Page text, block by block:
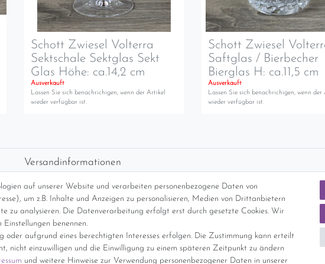
Schott Zwiesel Volterra
Sektschale Sektglas Sekt
Glas Höhe: ca.14,2 cm
Ausverkauft
Lassen Sie sich benachrichigen, wenn der Artikel
wieder verfügbar ist.
Schott Zwiesel
Saftglas / Bierbecher
Bierglas H: ca.11,5 cm
Ausverkauft
Lassen Sie sich benachrichigen, wenn der
wieder verfügbar ist.
auf unserer Website und verarbeiten personenbezogene Daten von
um z.B. Inhalte und Anzeigen zu personalisieren, Medien von Drittanbietern
zu analysieren. Die Datenverarbeitung erfolgt erst durch gesetzte Cookies. Wir
benennen.
aufgrund eines berechtigten Interesses erfolgen. Die Zustimmung kann erteilt
nicht einzuwilligen und die Einwilligung zu einem späteren Zeitpunkt zu ändern
und weitere Hinweise zur Verwendung personenbezogener Daten in unserer
Versandinformationen
Versand per GLS (6,90 Euro) oder DHL (8,49 Euro ) inkl. MwSt. (innerhalb
kostenfreie Lieferung ab 150 Euro Warenwert (innerhalb Deutschlands)
Übersicht Internationale Versandkosten
Artikel unterliegt gem. § 25a UStG der Differenzbesteuerung, ein Ausweis der